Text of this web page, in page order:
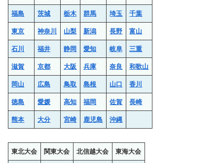
福島 茨城 栃木 群馬 埼玉 千葉
東京 神奈川 山梨 新潟 長野 富山
石川 福井 静岡 愛知 岐阜 三重
滋賀 京都 大阪 兵庫 奈良 和歌山
岡山 広島 鳥取 島根 山口 香川
徳島 愛媛 高知 福岡 佐賀 長崎
熊本 大分 宮崎 鹿児島 沖縄
東北大会 関東大会 北信越大会 東海大会